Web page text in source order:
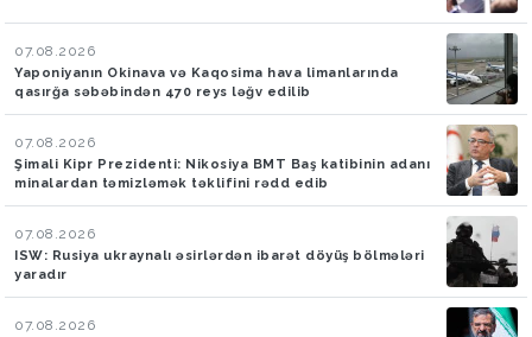
07.08.2026
Yaponiyanın Okinava və Kaqosima hava limanlarında
qasırğa səbəbindən 470 reys ləğv edilib
07.08.2026
Şimali Kipr Prezidenti: Nikosiya BMT Baş katibinin adanı
minalardan təmizləmək təklifini rədd edib
07.08.2026
ISW: Rusiya ukraynalı əsirlərdən ibarət döyüş bölmələri
yaradır
07.08.2026